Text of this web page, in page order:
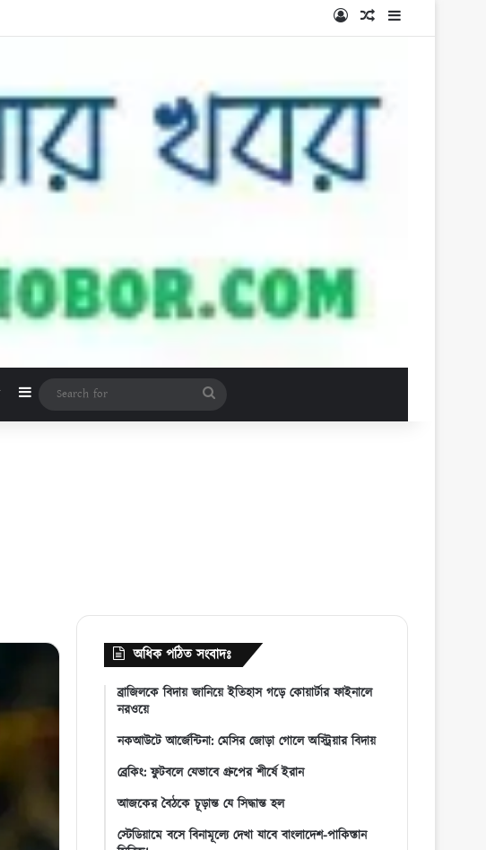
Log InRandom Article
Sidebar
Sidebar
Search
for
অধিক পঠিত সংবাদঃ
ব্রাজিলকে বিদায় জানিয়ে ইতিহাস গড়ে কোয়ার্টার ফাইনালে
নরওয়ে
নকআউটে আর্জেন্টিনা: মেসির জোড়া গোলে অস্ট্রিয়ার বিদায়
ব্রেকিং: ফুটবলে যেভাবে গ্রুপের শীর্ষে ইরান
আজকের বৈঠকে চূড়ান্ত যে সিদ্ধান্ত হল
স্টেডিয়ামে বসে বিনামূল্যে দেখা যাবে বাংলাদেশ-পাকিস্তান